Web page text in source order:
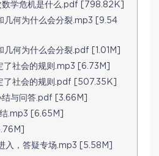
数学危机是什么.pdf [798.82K]
几何为什么会分裂.mp3 [9.54
几何为什么会分裂.pdf [1.01M]
了社会的规则.mp3 [6.73M]
了社会的规则.pdf [507.35K]
结与问答.pdf [3.66M]
.mp3 [6.65M]
入，答疑专场.mp3 [5.58M]